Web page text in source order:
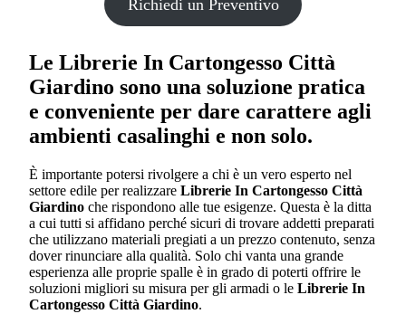
Richiedi un Preventivo
Le Librerie In Cartongesso Città
Giardino sono una soluzione pratica
e conveniente per dare carattere agli
ambienti casalinghi e non solo.
È importante potersi rivolgere a chi è un vero esperto nel
settore edile per realizzare Librerie In Cartongesso Città
Giardino che rispondono alle tue esigenze. Questa è la ditta
a cui tutti si affidano perché sicuri di trovare addetti preparati
che utilizzano materiali pregiati a un prezzo contenuto, senza
dover rinunciare alla qualità. Solo chi vanta una grande
esperienza alle proprie spalle è in grado di poterti offrire le
soluzioni migliori su misura per gli armadi o le Librerie In
Cartongesso Città Giardino.